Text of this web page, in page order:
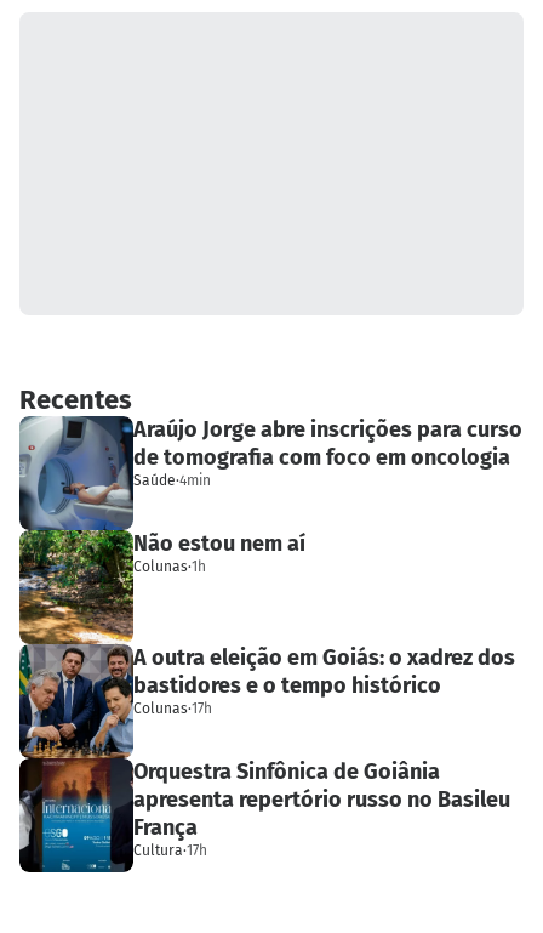
Recentes
Araújo Jorge abre inscrições para curso
de tomografia com foco em oncologia
Saúde·4min
Não estou nem aí
Colunas·1h
A outra eleição em Goiás: o xadrez dos
bastidores e o tempo histórico
Colunas·17h
Orquestra Sinfônica de Goiânia
apresenta repertório russo no Basileu
França
Cultura·17h